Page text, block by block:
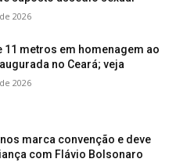
2026
11 metros em homenagem ao
no Ceará; veja
2026
marca convenção e deve
com Flávio Bolsonaro